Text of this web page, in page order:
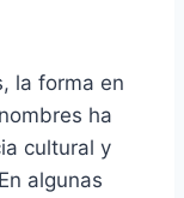
la forma en
ha
cultural y
algunas